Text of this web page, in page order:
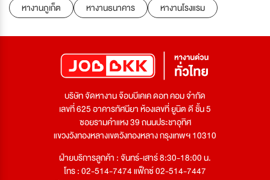
หางานภูเก็ต
หางานธนาคาร หางานโรงแรม
บริษัท จัดหางาน จ๊อบบีเคเค ดอท คอม จำกัด
เลขที่ 625 อาคารทัศนียา ห้องเลขที่ ยูนิต ดี ชั้น 5
ซอยรามคำแหง 39 ถนนประชาอุทิศ
แขวงวังทองหลางเขตวังทองหลาง กรุงเทพฯ 10310
ฝ่ายบริการลูกค้า : จันทร์-เสาร์ 8:30-18:00 น.
โทร : 02-514-7474 แฟ็กซ์ 02-514-7447